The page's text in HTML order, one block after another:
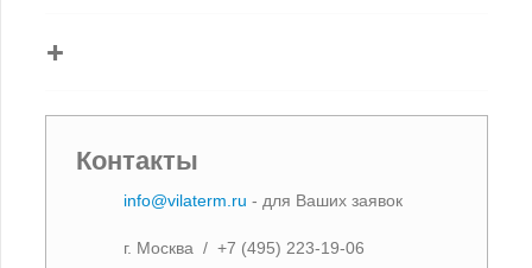
Контакты
info@vilaterm.ru - для Ваших заявок
г. Москва / +7 (495) 223-19-06